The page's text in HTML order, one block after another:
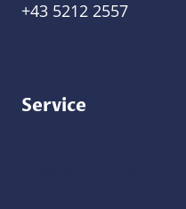
+43 5212 2557
Service